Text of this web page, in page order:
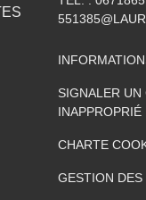
SIGNALER UN
INAPPROPRIÉ
CHARTE
GESTION DES